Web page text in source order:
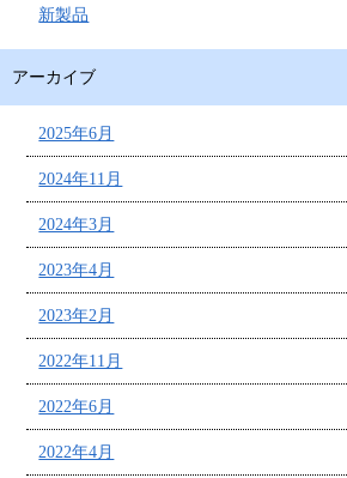
新製品
アーカイブ
2025年6月
2024年11月
2024年3月
2023年4月
2023年2月
2022年11月
2022年6月
2022年4月